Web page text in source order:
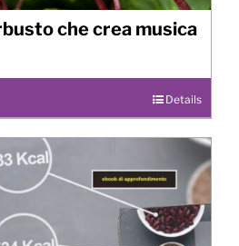
che crea musica
Details